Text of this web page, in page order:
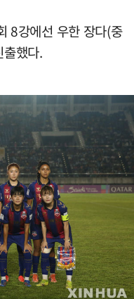
8강에선 우한 장다(중
했다.